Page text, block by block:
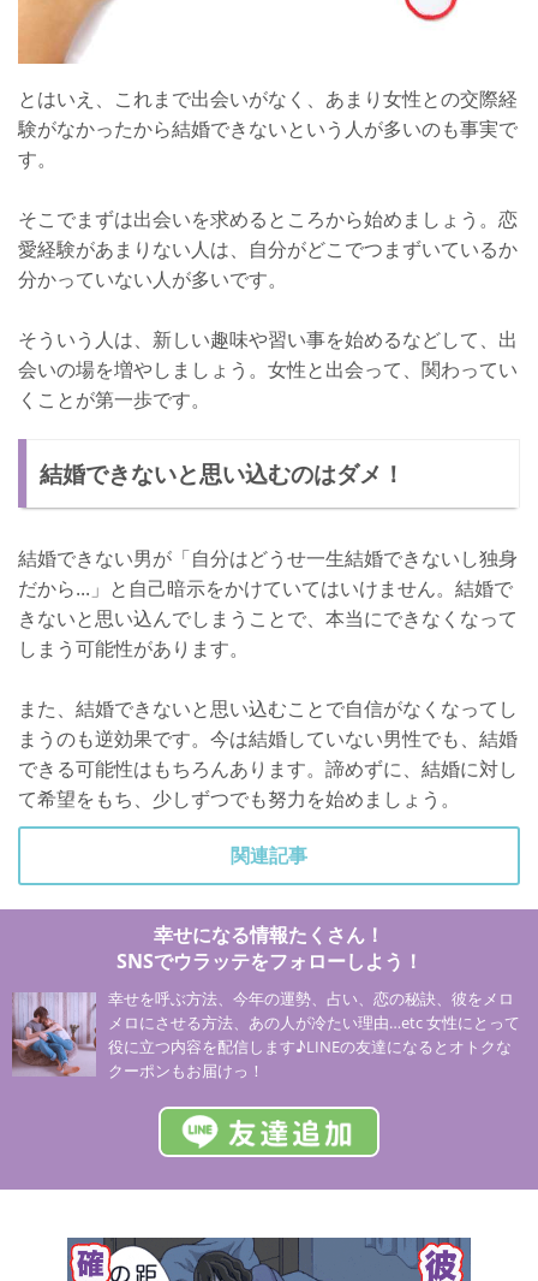
とはいえ、これまで出会いがなく、あまり女性との交際経
験がなかったから結婚できないという人が多いのも事実で
す。
そこでまずは出会いを求めるところから始めましょう。恋
愛経験があまりない人は、自分がどこでつまずいているか
分かっていない人が多いです。
そういう人は、新しい趣味や習い事を始めるなどして、出
会いの場を増やしましょう。女性と出会って、関わってい
くことが第一歩です。
結婚できないと思い込むのはダメ！
結婚できない男が「自分はどうせ一生結婚できないし独身
だから...」と自己暗示をかけていてはいけません。結婚で
きないと思い込んでしまうことで、本当にできなくなって
しまう可能性があります。
また、結婚できないと思い込むことで自信がなくなってし
まうのも逆効果です。今は結婚していない男性でも、結婚
できる可能性はもちろんあります。諦めずに、結婚に対し
て希望をもち、少しずつでも努力を始めましょう。
関連記事
幸せになる情報たくさん！
SNSでウラッテをフォローしよう！
幸せを呼ぶ方法、今年の運勢、占い、恋の秘訣、彼をメロ
メロにさせる方法、あの人が冷たい理由…etc 女性にとって
役に立つ内容を配信します♪LINEの友達になるとオトクな
クーポンもお届けっ！